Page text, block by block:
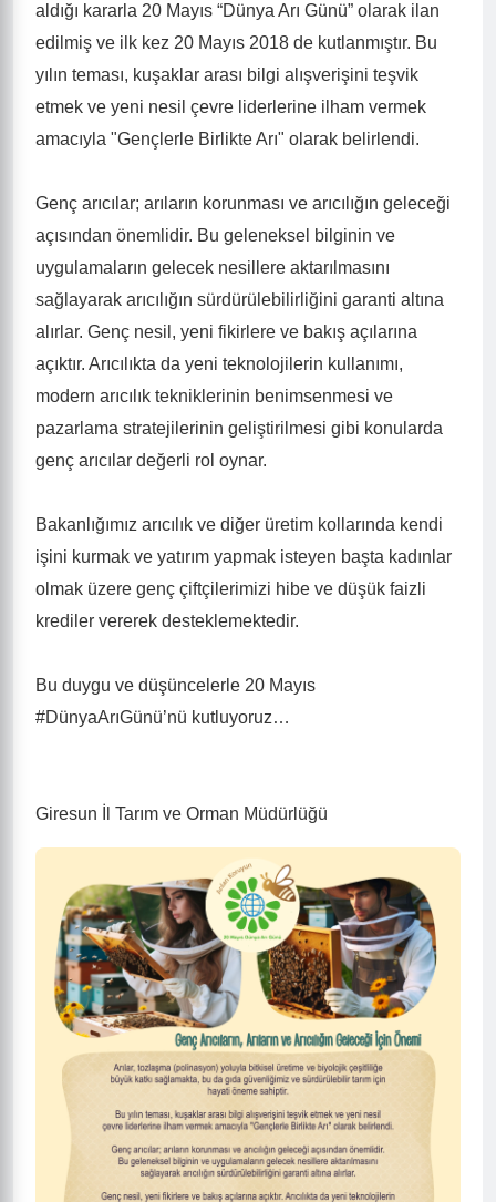
aldığı kararla 20 Mayıs “Dünya Arı Günü” olarak ilan
edilmiş ve ilk kez 20 Mayıs 2018 de kutlanmıştır. Bu
yılın teması, kuşaklar arası bilgi alışverişini teşvik
etmek ve yeni nesil çevre liderlerine ilham vermek
amacıyla "Gençlerle Birlikte Arı" olarak belirlendi.
Genç arıcılar; arıların korunması ve arıcılığın geleceği
açısından önemlidir. Bu geleneksel bilginin ve
uygulamaların gelecek nesillere aktarılmasını
sağlayarak arıcılığın sürdürülebilirliğini garanti altına
alırlar. Genç nesil, yeni fikirlere ve bakış açılarına
açıktır. Arıcılıkta da yeni teknolojilerin kullanımı,
modern arıcılık tekniklerinin benimsenmesi ve
pazarlama stratejilerinin geliştirilmesi gibi konularda
genç arıcılar değerli rol oynar.
Bakanlığımız arıcılık ve diğer üretim kollarında kendi
işini kurmak ve yatırım yapmak isteyen başta kadınlar
olmak üzere genç çiftçilerimizi hibe ve düşük faizli
krediler vererek desteklemektedir.
Bu duygu ve düşüncelerle 20 Mayıs
#DünyaArıGünü’nü kutluyoruz…
Giresun İl Tarım ve Orman Müdürlüğü